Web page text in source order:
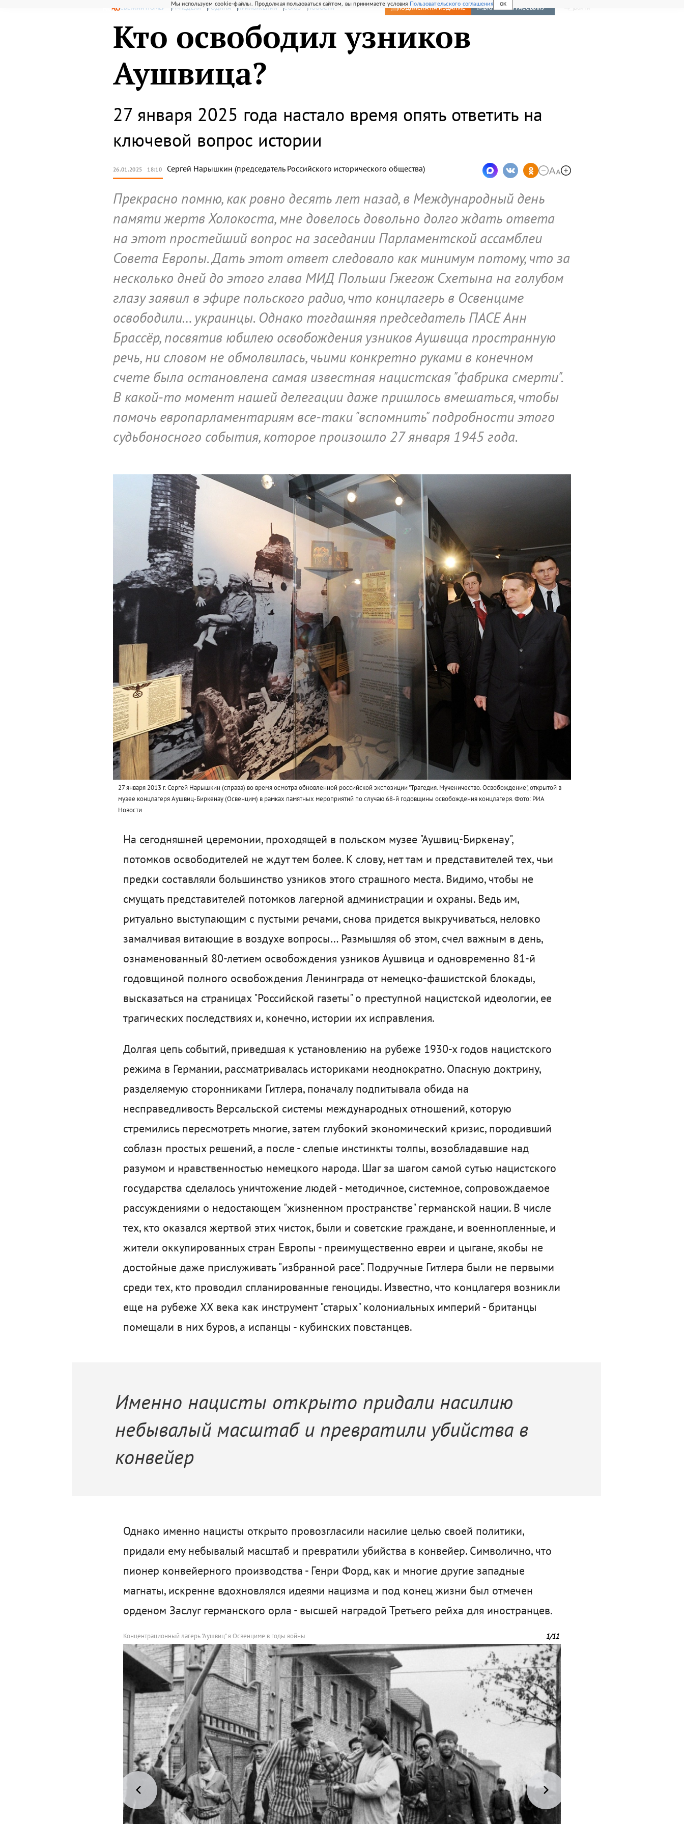
Мы используем cookie-файлы. Продолжая пользоваться сайтом, вы принимаете условия Пользовательского соглашения OK
СВЕЖИЙ НОМЕР РГ-НЕДЕЛЯ РОДИНА ПРИЛОЖЕНИЯ СОЮЗ НОВОСТИ ПОДПИСКА НА ИЗДАНИЕ ВКЛЮЧИТЬ РАССЫЛКУ
Кто освободил узников
Аушвица?
27 января 2025 года настало время опять ответить на
ключевой вопрос истории
26.01.2025 18:10 Сергей Нарышкин (председатель Российского исторического общества)
Прекрасно помню, как ровно десять лет назад, в Международный день
памяти жертв Холокоста, мне довелось довольно долго ждать ответа
на этот простейший вопрос на заседании Парламентской ассамблеи
Совета Европы. Дать этот ответ следовало как минимум потому, что за
несколько дней до этого глава МИД Польши Гжегож Схетына на голубом
глазу заявил в эфире польского радио, что концлагерь в Освенциме
освободили… украинцы. Однако тогдашняя председатель ПАСЕ Анн
Брассёр, посвятив юбилею освобождения узников Аушвица пространную
речь, ни словом не обмолвилась, чьими конкретно руками в конечном
счете была остановлена самая известная нацистская "фабрика смерти".
В какой-то момент нашей делегации даже пришлось вмешаться, чтобы
помочь европарламентариям все-таки "вспомнить" подробности этого
судьбоносного события, которое произошло 27 января 1945 года.
27 января 2013 г. Сергей Нарышкин (справа) во время осмотра обновленной российской экспозиции "Трагедия. Мученичество. Освобождение", открытой в
музее концлагеря Аушвиц-Биркенау (Освенцим) в рамках памятных мероприятий по случаю 68-й годовщины освобождения концлагеря.Фото: РИА
Новости
На сегодняшней церемонии, проходящей в польском музее "Аушвиц-Биркенау",
потомков освободителей не ждут тем более. К слову, нет там и представителей тех, чьи
предки составляли большинство узников этого страшного места. Видимо, чтобы не
смущать представителей потомков лагерной администрации и охраны. Ведь им,
ритуально выступающим с пустыми речами, снова придется выкручиваться, неловко
замалчивая витающие в воздухе вопросы… Размышляя об этом, счел важным в день,
ознаменованный 80-летием освобождения узников Аушвица и одновременно 81-й
годовщиной полного освобождения Ленинграда от немецко-фашистской блокады,
высказаться на страницах "Российской газеты" о преступной нацистской идеологии, ее
трагических последствиях и, конечно, истории их исправления.
Долгая цепь событий, приведшая к установлению на рубеже 1930-х годов нацистского
режима в Германии, рассматривалась историками неоднократно. Опасную доктрину,
разделяемую сторонниками Гитлера, поначалу подпитывала обида на
несправедливость Версальской системы международных отношений, которую
стремились пересмотреть многие, затем глубокий экономический кризис, породивший
соблазн простых решений, а после - слепые инстинкты толпы, возобладавшие над
разумом и нравственностью немецкого народа. Шаг за шагом самой сутью нацистского
государства сделалось уничтожение людей - методичное, системное, сопровождаемое
рассуждениями о недостающем "жизненном пространстве" германской нации. В числе
тех, кто оказался жертвой этих чисток, были и советские граждане, и военнопленные, и
жители оккупированных стран Европы - преимущественно евреи и цыгане, якобы не
достойные даже прислуживать "избранной расе". Подручные Гитлера были не первыми
среди тех, кто проводил спланированные геноциды. Известно, что концлагеря возникли
еще на рубеже XX века как инструмент "старых" колониальных империй - британцы
помещали в них буров, а испанцы - кубинских повстанцев.
Именно нацисты открыто придали насилию
небывалый масштаб и превратили убийства в
конвейер
Однако именно нацисты открыто провозгласили насилие целью своей политики,
придали ему небывалый масштаб и превратили убийства в конвейер. Символично, что
пионер конвейерного производства - Генри Форд, как и многие другие западные
магнаты, искренне вдохновлялся идеями нацизма и под конец жизни был отмечен
орденом Заслуг германского орла - высшей наградой Третьего рейха для иностранцев.
Концентрационный лагерь "Аушвиц" в Освенциме в годы войны 1/11